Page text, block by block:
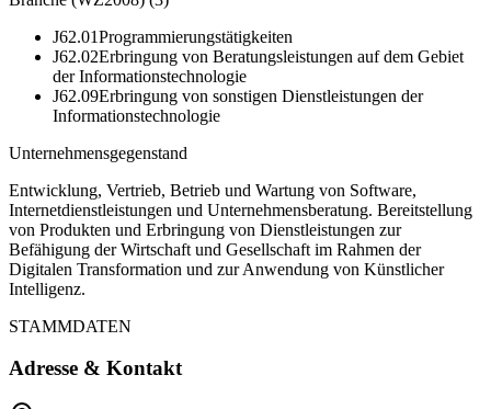
J62.01Programmierungstätigkeiten
J62.02Erbringung von Beratungsleistungen auf dem Gebiet
der Informationstechnologie
J62.09Erbringung von sonstigen Dienstleistungen der
Informationstechnologie
Unternehmensgegenstand
Entwicklung, Vertrieb, Betrieb und Wartung von Software,
Internetdienstleistungen und Unternehmensberatung. Bereitstellung
von Produkten und Erbringung von Dienstleistungen zur
Befähigung der Wirtschaft und Gesellschaft im Rahmen der
Digitalen Transformation und zur Anwendung von Künstlicher
Intelligenz.
STAMMDATEN
Adresse & Kontakt